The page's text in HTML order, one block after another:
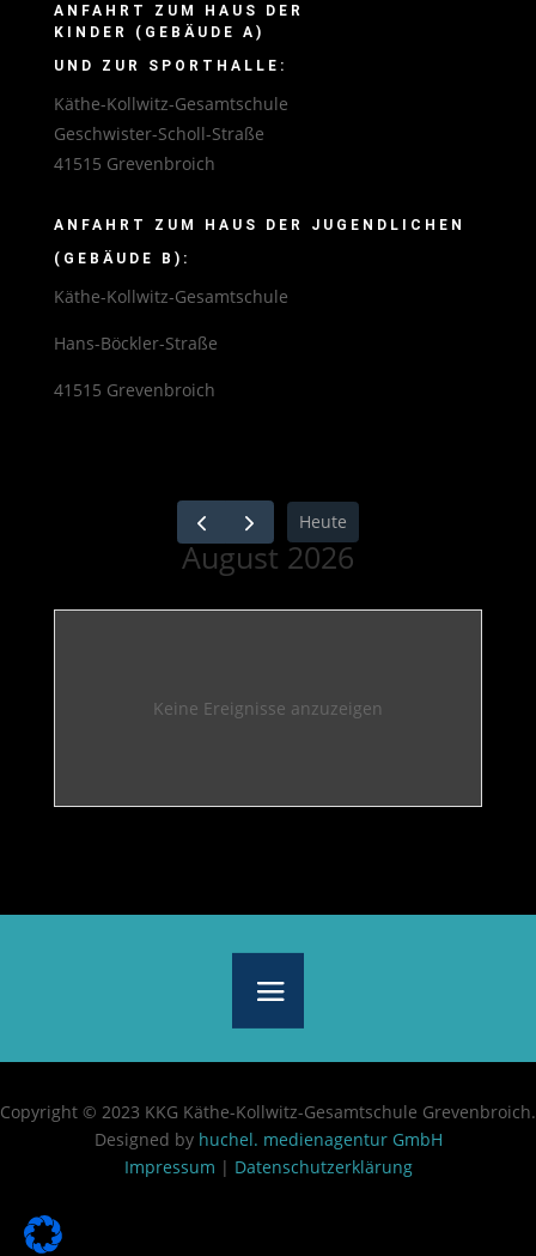
ANFAHRT ZUM HAUS DER
KINDER (GEBÄUDE A)
UND ZUR SPORTHALLE:
Käthe-Kollwitz-Gesamtschule
Geschwister-Scholl-Straße
41515 Grevenbroich
ANFAHRT ZUM HAUS DER JUGENDLICHEN
(GEBÄUDE B):
Käthe-Kollwitz-Gesamtschule
Hans-Böckler-Straße
41515 Grevenbroich
Heute
August 2026
Keine Ereignisse anzuzeigen
Copyright © 2023 KKG Käthe-Kollwitz-Gesamtschule Grevenbroich.
Designed by huchel. medienagentur GmbH
Impressum | Datenschutzerklärung